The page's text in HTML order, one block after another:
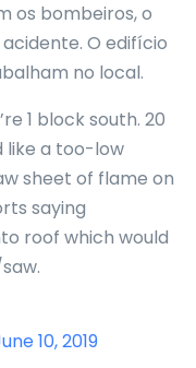
os bombeiros, o
O edifício
no local.
1 block south. 20
like a too-low
sheet of flame on
saying
roof which would
10, 2019